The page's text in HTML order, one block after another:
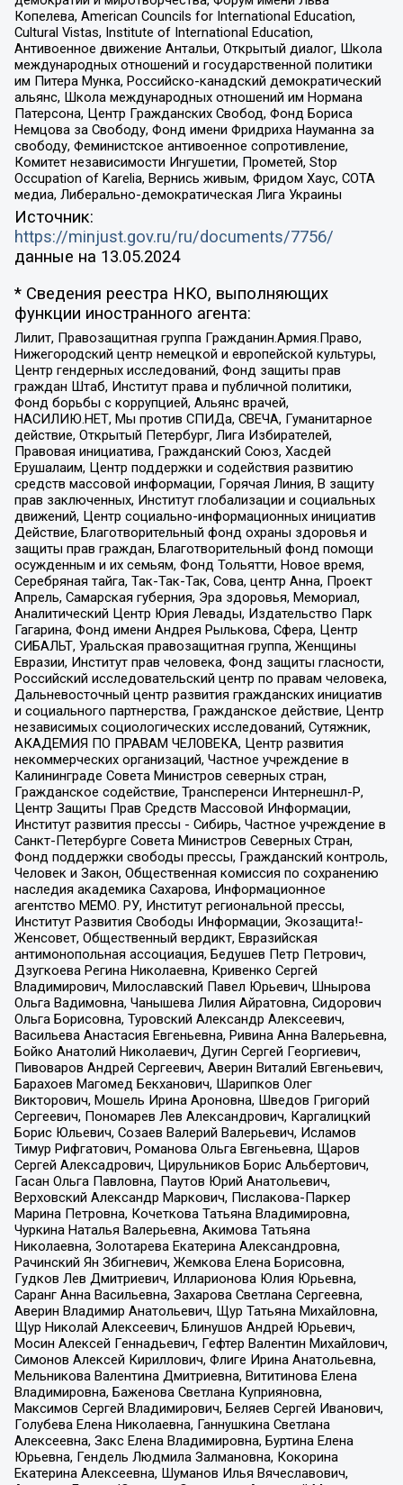
Копелева, American Councils for International Education,
Cultural Vistas, Institute of International Education,
Антивоенное движение Антальи, Открытый диалог, Школа
международных отношений и государственной политики
им Питера Мунка, Российско-канадский демократический
альянс, Школа международных отношений им Нормана
Патерсона, Центр Гражданских Свобод, Фонд Бориса
Немцова за Свободу, Фонд имени Фридриха Науманна за
свободу, Феминистское антивоенное сопротивление,
Комитет независимости Ингушетии, Прометей, Stop
Occupation of Karelia, Вернись живым, Фридом Хаус, СОТА
медиа, Либерально-демократическая Лига Украины
Источник:
https://minjust.gov.ru/ru/documents/7756/
данные на 13.05.2024
* Сведения реестра НКО, выполняющих
функции иностранного агента:
Лилит, Правозащитная группа Гражданин.Армия.Право,
Нижегородский центр немецкой и европейской культуры,
Центр гендерных исследований, Фонд защиты прав
граждан Штаб, Институт права и публичной политики,
Фонд борьбы с коррупцией, Альянс врачей,
НАСИЛИЮ.НЕТ, Мы против СПИДа, СВЕЧА, Гуманитарное
действие, Открытый Петербург, Лига Избирателей,
Правовая инициатива, Гражданский Союз, Хасдей
Ерушалаим, Центр поддержки и содействия развитию
средств массовой информации, Горячая Линия, В защиту
прав заключенных, Институт глобализации и социальных
движений, Центр социально-информационных инициатив
Действие, Благотворительный фонд охраны здоровья и
защиты прав граждан, Благотворительный фонд помощи
осужденным и их семьям, Фонд Тольятти, Новое время,
Серебряная тайга, Так-Так-Так, Сова, центр Анна, Проект
Апрель, Самарская губерния, Эра здоровья, Мемориал,
Аналитический Центр Юрия Левады, Издательство Парк
Гагарина, Фонд имени Андрея Рылькова, Сфера, Центр
СИБАЛЬТ, Уральская правозащитная группа, Женщины
Евразии, Институт прав человека, Фонд защиты гласности,
Российский исследовательский центр по правам человека,
Дальневосточный центр развития гражданских инициатив
и социального партнерства, Гражданское действие, Центр
независимых социологических исследований, Сутяжник,
АКАДЕМИЯ ПО ПРАВАМ ЧЕЛОВЕКА, Центр развития
некоммерческих организаций, Частное учреждение в
Калининграде Совета Министров северных стран,
Гражданское содействие, Трансперенси Интернешнл-Р,
Центр Защиты Прав Средств Массовой Информации,
Институт развития прессы - Сибирь, Частное учреждение в
Санкт-Петербурге Совета Министров Северных Стран,
Фонд поддержки свободы прессы, Гражданский контроль,
Человек и Закон, Общественная комиссия по сохранению
наследия академика Сахарова, Информационное
агентство МЕМО. РУ, Институт региональной прессы,
Институт Развития Свободы Информации, Экозащита!-
Женсовет, Общественный вердикт, Евразийская
антимонопольная ассоциация, Бедушев Петр Петрович,
Дзугкоева Регина Николаевна, Кривенко Сергей
Владимирович, Милославский Павел Юрьевич, Шнырова
Ольга Вадимовна, Чанышева Лилия Айратовна, Сидорович
Ольга Борисовна, Туровский Александр Алексеевич,
Васильева Анастасия Евгеньевна, Ривина Анна Валерьевна,
Бойко Анатолий Николаевич, Дугин Сергей Георгиевич,
Пивоваров Андрей Сергеевич, Аверин Виталий Евгеньевич,
Барахоев Магомед Бекханович, Шарипков Олег
Викторович, Мошель Ирина Ароновна, Шведов Григорий
Сергеевич, Пономарев Лев Александрович, Каргалицкий
Борис Юльевич, Созаев Валерий Валерьевич, Исламов
Тимур Рифгатович, Романова Ольга Евгеньевна, Щаров
Сергей Алексадрович, Цирульников Борис Альбертович,
Гасан Ольга Павловна, Паутов Юрий Анатольевич,
Верховский Александр Маркович, Пислакова-Паркер
Марина Петровна, Кочеткова Татьяна Владимировна,
Чуркина Наталья Валерьевна, Акимова Татьяна
Николаевна, Золотарева Екатерина Александровна,
Рачинский Ян Збигневич, Жемкова Елена Борисовна,
Гудков Лев Дмитриевич, Илларионова Юлия Юрьевна,
Саранг Анна Васильевна, Захарова Светлана Сергеевна,
Аверин Владимир Анатольевич, Щур Татьяна Михайловна,
Щур Николай Алексеевич, Блинушов Андрей Юрьевич,
Мосин Алексей Геннадьевич, Гефтер Валентин Михайлович,
Симонов Алексей Кириллович, Флиге Ирина Анатольевна,
Мельникова Валентина Дмитриевна, Вититинова Елена
Владимировна, Баженова Светлана Куприяновна,
Максимов Сергей Владимирович, Беляев Сергей Иванович,
Голубева Елена Николаевна, Ганнушкина Светлана
Алексеевна, Закс Елена Владимировна, Буртина Елена
Юрьевна, Гендель Людмила Залмановна, Кокорина
Екатерина Алексеевна, Шуманов Илья Вячеславович,